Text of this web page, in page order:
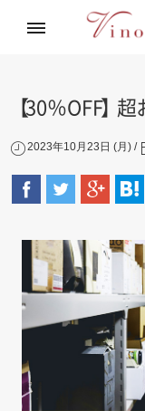
【30％OFF】 超
2023年10月23日 (月)